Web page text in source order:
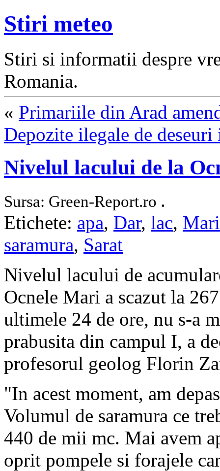
Stiri meteo
Stiri si informatii despre
Romania.
« Primariile din Arad
Depozite ilegale de
Nivelul lacului de la
Sursa: Green-Report.ro .
Etichete: apa, Dar, lac, Mari
saramura, Sarat
Nivelul lacului de
Ocnele Mari a scazut la
ultimele 24 de ore, nu s-a
prabusita din campul I, a
profesorul geolog Florin
"In acest moment, am
Volumul de saramura ce
440 de mii mc. Mai avem
oprit pompele si forajele